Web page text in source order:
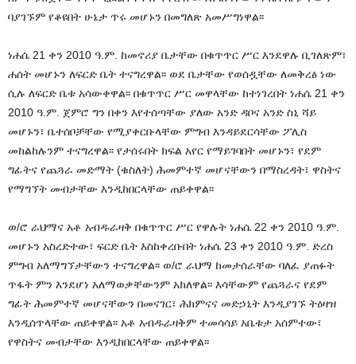
ባያገኙም የቆዩበት ሁኔታ ጥሩ መሆኑን በመግለጽ አመሥግነዋል፡፡
ነሐሴ 21 ቀን 2010 ዓ.ም. ከመኖሪያ ቤታቸው በቁጥጥር ሥር እንደዋሉ ቢገለጽም፣
ሐሰት መሆኑን ለፍርድ ቤት ተናግረዋል፡፡ ወደ ቤታቸው የወሰዷቸው ለመቅረፅ ነው
ሲሉ ለፍርድ ቤቱ አሳውቀዋል፡፡ በቁጥጥር ሥር መዋላቸው ከተነገረበት ነሐሴ 21 ቀን
2010 ዓ.ም. ጀምሮ ግን በቀን እየተሰጣቸው ያለው አንድ ዳቦና አንድ ስኒ ሻይ
መሆኑን፣ ቤተሰቦቻቸው የሚያቀርቡላቸው ምግብ እንዳይደርሳቸው ፖሊስ
መከልከሉንም ተናግረዋል፡፡ የታሰሩበት ክፍል አየር የማይገባበት መሆኑን፣ የደም
ግፊትና የጨጓራ መድማት (ቁስለት) ሕመምተኛ መሆናቸውን በማስረዳት፣ ዋስትና
የማግኘት መብታቸው እንዲከበርላቸው ጠይቀዋል፡፡
ወ/ሮ ራህማና አቶ አብዱራዛቅ በቁጥጥር ሥር የዋሉት ነሐሴ 22 ቀን 2010 ዓ.ም.
መሆኑን አስረድተው፣ ፍርድ ቤት እስከቀረቡበት ነሐሴ 23 ቀን 2010 ዓ.ም. ድረስ
ምግብ አለማግኘታቸውን ተናግረዋል፡፡ ወ/ሮ ራህማ ከመታሰራቸው ባለፈ ያጠፉት
ጥፋት ምን እንደሆነ አለማወቃቸውንም አክለዋል፡፡ እሳቸውም የጨጓራና የደም
ግፊት ሕመምተኛ መሆናቸውን በመናገር፣ ሕክምናና መድኃኒት እንዲያገኙ ትዕዛዝ
እንዲሰጥላቸው ጠይቀዋል፡፡ አቶ አብዱራዛቅም ተመሳሳይ አቤቱታ አሰምተው፣
የዋስትና መብታቸው እንዲከበርላቸው ጠይቀዋል፡፡